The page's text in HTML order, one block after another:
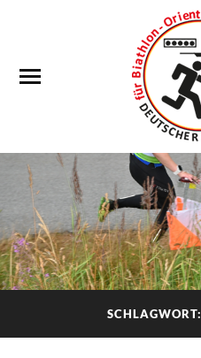
SCHLAGWORT: